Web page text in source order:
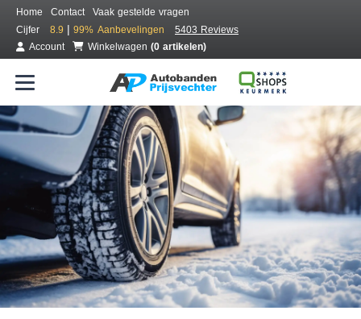
Home Contact
Vaak gestelde vragen
Cijfer
8.9 | 99% Aanbevelingen
5403 Reviews
Account
Winkelwagen (0 artikelen)
Bestel voordelig winterbanden
Gratis bezorgd of montage bij jou in de buurt
Seizoen:
Merken: